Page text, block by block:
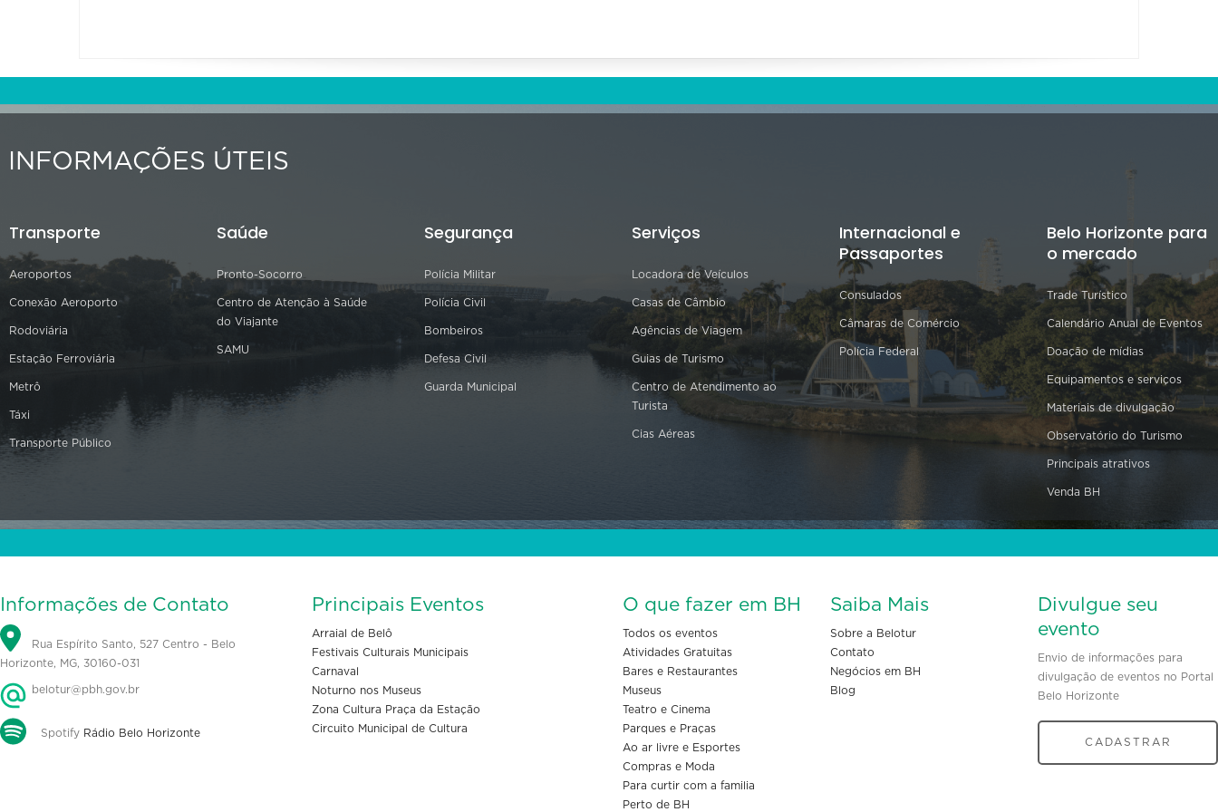
INFORMAÇÕES ÚTEIS
Transporte
Aeroportos
Conexão Aeroporto
Rodoviária
Estação Ferroviária
Metrô
Táxi
Transporte Público
Saúde
Pronto-Socorro
Centro de Atenção à Saúde
do Viajante
SAMU
Segurança
Polícia Militar
Polícia Civil
Bombeiros
Defesa Civil
Guarda Municipal
Serviços
Locadora de Veículos
Casas de Câmbio
Agências de Viagem
Guias de Turismo
Centro de Atendimento ao
Turista
Cias Aéreas
Internacional e
Passaportes
Consulados
Câmaras de Comércio
Polícia Federal
Belo Horizonte para
o mercado
Trade Turístico
Calendário Anual de Eventos
Doação de mídias
Equipamentos e serviços
Materiais de divulgação
Observatório do Turismo
Principais atrativos
Venda BH
Informações de Contato
Rua Espírito Santo, 527 Centro - Belo
Horizonte, MG, 30160-031
belotur@pbh.gov.br
Spotify Rádio Belo Horizonte
Principais Eventos
Arraial de Belô
Festivais Culturais Municipais
Carnaval
Noturno nos Museus
Zona Cultura Praça da Estação
Circuito Municipal de Cultura
O que fazer em BH
Todos os eventos
Atividades Gratuitas
Bares e Restaurantes
Museus
Teatro e Cinema
Parques e Praças
Ao ar livre e Esportes
Compras e Moda
Para curtir com a familia
Perto de BH
Saiba Mais
Sobre a Belotur
Contato
Negócios em BH
Blog
Divulgue seu
evento
Envio de informações para
divulgação de eventos no Portal
Belo Horizonte
CADASTRAR